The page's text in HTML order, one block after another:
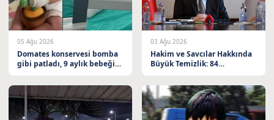
05 Ağu 2026
Domates konservesi bomba
gibi patladı, 9 aylık bebeğin
03 Ağu 2026
Hakim ve Savcılar Hakkında
Büyük Temizlik: 84